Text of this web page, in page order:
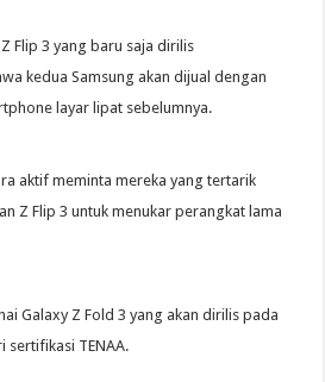
Flip 3 yang baru saja dirilis
kedua Samsung akan dijual dengan
layar lipat sebelumnya.
aktif meminta mereka yang tertarik
Z Flip 3 untuk menukar perangkat lama
Galaxy Z Fold 3 yang akan dirilis pada
sertifikasi TENAA.